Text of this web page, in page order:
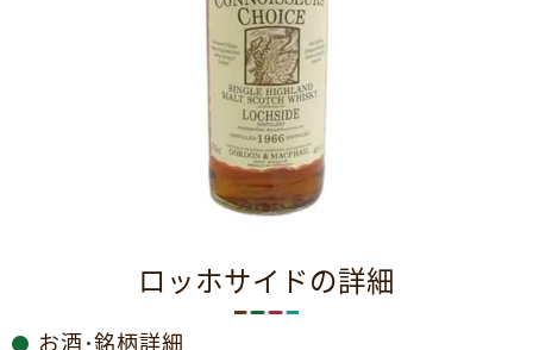
ロッホサイドの詳細
お酒･銘柄詳細